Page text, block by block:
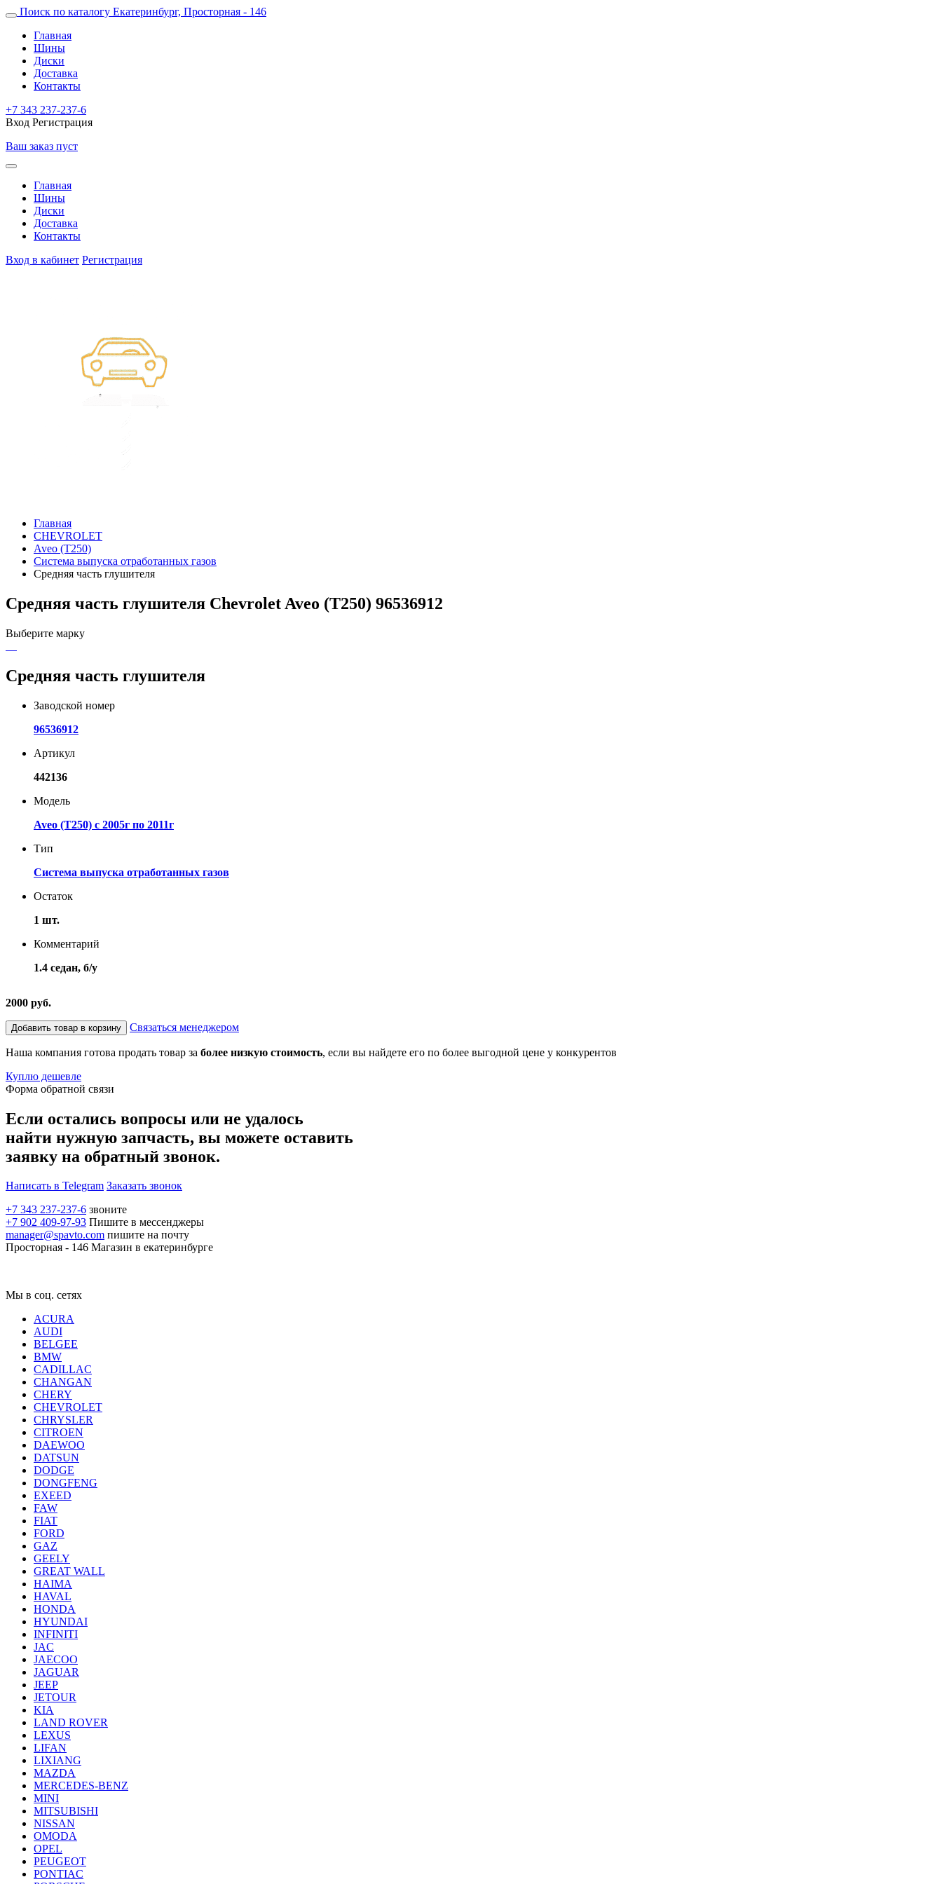
Поиск по каталогу Екатеринбург, Просторная - 146
Главная
Шины
Диски
Доставка
Контакты
+7 343 237-237-6
Вход Регистрация
Ваш заказ пуст
Главная
Шины
Диски
Доставка
Контакты
Вход в кабинет Регистрация
Главная
CHEVROLET
Aveo (T250)
Система выпуска отработанных газов
Средняя часть глушителя
Средняя часть глушителя Chevrolet Aveo (T250) 96536912
Выберите марку
Средняя часть глушителя
Заводской номер
96536912
Артикул
442136
Модель
Aveo (T250) с 2005г по 2011г
Тип
Система выпуска отработанных газов
Остаток
1 шт.
Комментарий
1.4 седан, б/у
2000 руб.
Добавить товар в корзину Связаться менеджером
Наша компания готова продать товар за более низкую стоимость, если вы найдете его по более выгодной цене у конкурентов
Куплю дешевле
Форма обратной связи
Если остались вопросы или не удалось
найти нужную запчасть, вы можете оставить
заявку на обратный звонок.
Написать в Telegram Заказать звонок
+7 343 237-237-6 звоните
+7 902 409-97-93 Пишите в мессенджеры
manager@spavto.com пишите на почту
Просторная - 146 Магазин в екатеринбурге
Мы в соц. сетях
ACURA
AUDI
BELGEE
BMW
CADILLAC
CHANGAN
CHERY
CHEVROLET
CHRYSLER
CITROEN
DAEWOO
DATSUN
DODGE
DONGFENG
EXEED
FAW
FIAT
FORD
GAZ
GEELY
GREAT WALL
HAIMA
HAVAL
HONDA
HYUNDAI
INFINITI
JAC
JAECOO
JAGUAR
JEEP
JETOUR
KIA
LAND ROVER
LEXUS
LIFAN
LIXIANG
MAZDA
MERCEDES-BENZ
MINI
MITSUBISHI
NISSAN
OMODA
OPEL
PEUGEOT
PONTIAC